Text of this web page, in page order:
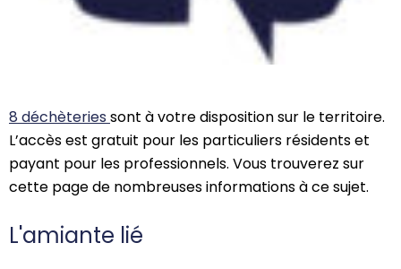
8 déchèteries sont à votre disposition sur le territoire.
L’accès est gratuit pour les particuliers résidents et
payant pour les professionnels. Vous trouverez sur
cette page de nombreuses informations à ce sujet.
L'amiante lié